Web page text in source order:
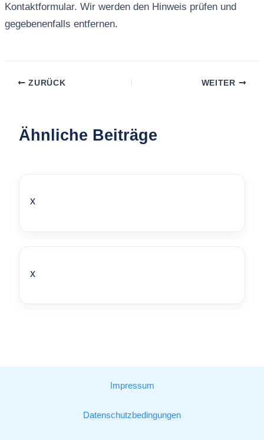
Kontaktformular. Wir werden den Hinweis prüfen und
gegebenenfalls entfernen.
ZURÜCK WEITER
Ähnliche Beiträge
x
x
Impressum
Datenschutzbedingungen